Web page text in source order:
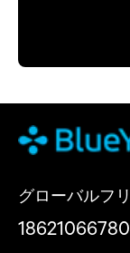
グローバルフ
18621066780